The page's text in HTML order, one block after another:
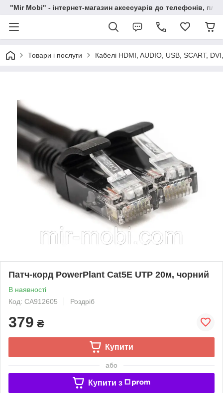
"Mir Mobi" - інтернет-магазин аксесуарів до телефонів,
Товари і послуги Кабелі HDMI, AUDIO, USB, SCART,
Патч-корд PowerPlant Cat5E UTP 20м, чорний
В наявності
Код: CA912605
Роздріб
379 ₴
Купити
або
Купити з